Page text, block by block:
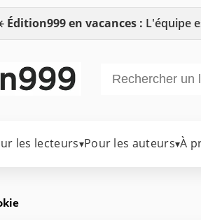
Édition999 en vacances : L'équipe
les lecteurs▾Pour les auteurs▾À